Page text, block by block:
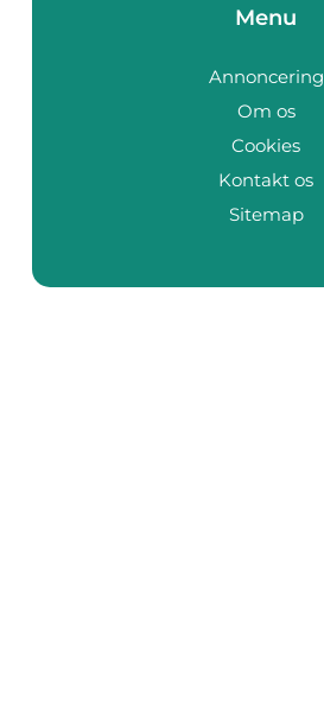
Menu
Annoncering
Om os
Cookies
Kontakt os
Sitemap